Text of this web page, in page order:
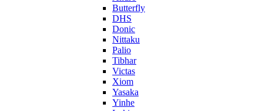
Butterfly
DHS
Donic
Nittaku
Palio
Tibhar
Victas
Xiom
Yasaka
Yinhe